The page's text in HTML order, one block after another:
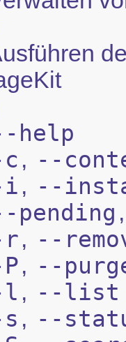
help
, --
i , --
pending
r, --
, --
l , --list
, --